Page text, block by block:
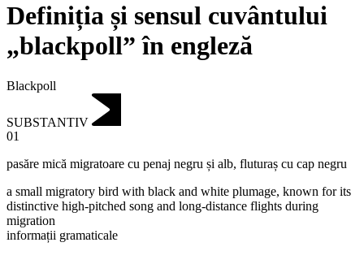
Definiția și sensul cuvântului
„blackpoll” în engleză
Blackpoll
SUBSTANTIV
01
pasăre mică migratoare cu penaj negru și alb, fluturaș cu cap negru
a small migratory bird with black and white plumage, known for its
distinctive high-pitched song and long-distance flights during
migration
informații gramaticale